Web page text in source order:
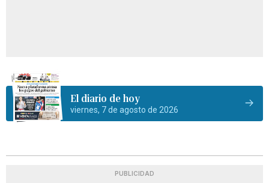
El diario de hoy
viernes, 7 de agosto de 2026
PUBLICIDAD